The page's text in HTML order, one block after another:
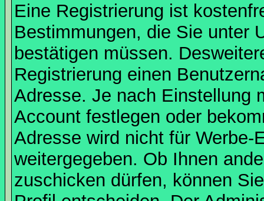
Eine Registrierung ist
Bestimmungen, die Sie unter
bestätigen müssen.
Registrierung einen
Adresse. Je nach Einstellung
Account festlegen oder
Adresse wird nicht für
weitergegeben. Ob Ihnen
zuschicken dürfen, können